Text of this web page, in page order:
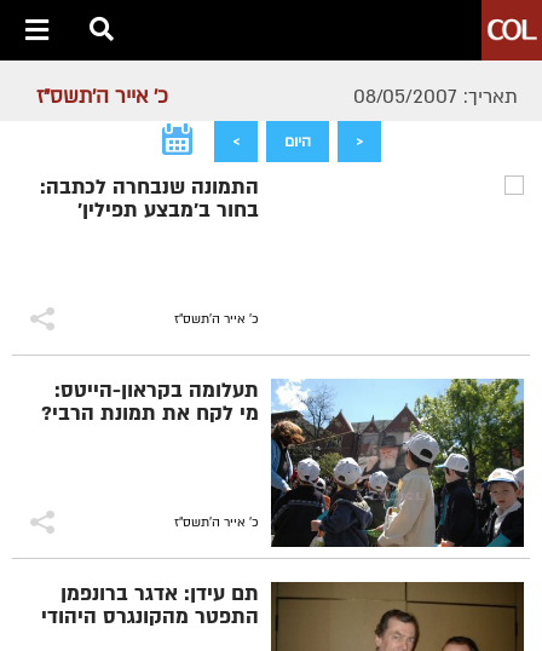
תאריך: 08/05/2007 כ' אייר ה׳תשס״ז
< היום >
התמונה שנבחרה לכתבה:
בחור ב'מבצע תפילין'
כ' אייר ה׳תשס״ז
תעלומה בקראון-הייטס:
מי לקח את תמונת הרבי?
כ' אייר ה׳תשס״ז
תם עידן: אדגר ברונפמן
התפטר מהקונגרס היהודי